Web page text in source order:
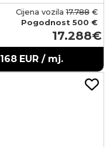
Cijena vozila17.788 €
Pogodnost 500 €
17.288
168 EUR / mj.